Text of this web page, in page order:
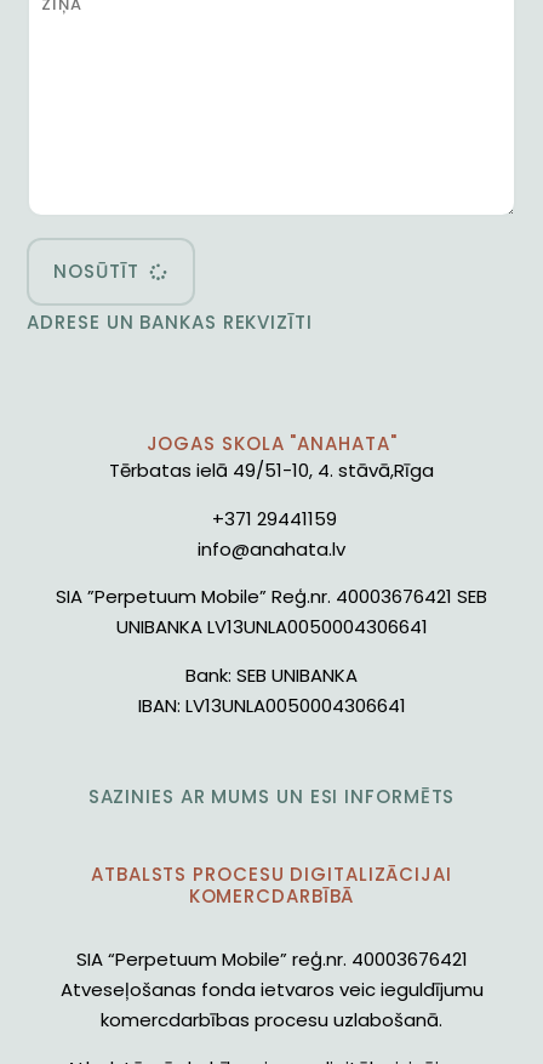
NOSŪTĪT
ADRESE UN BANKAS REKVIZĪTI
JOGAS SKOLA "ANAHATA"
Tērbatas ielā 49/51-10, 4. stāvā,Rīga
+371 29441159
info@anahata.lv
SIA ”Perpetuum Mobile” Reģ.nr. 40003676421 SEB
UNIBANKA LV13UNLA0050004306641
Bank: SEB UNIBANKA
IBAN: LV13UNLA0050004306641
SAZINIES AR MUMS UN ESI INFORMĒTS
ATBALSTS PROCESU DIGITALIZĀCIJAI
KOMERCDARBĪBĀ
SIA “Perpetuum Mobile” reģ.nr. 40003676421
Atveseļošanas fonda ietvaros veic ieguldījumu
komercdarbības procesu uzlabošanā.